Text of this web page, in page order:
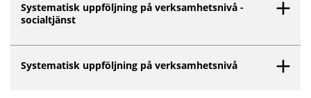
Systematisk uppföljning på verksamhetsnivå -
socialtjänst
Systematisk uppföljning på verksamhetsnivå